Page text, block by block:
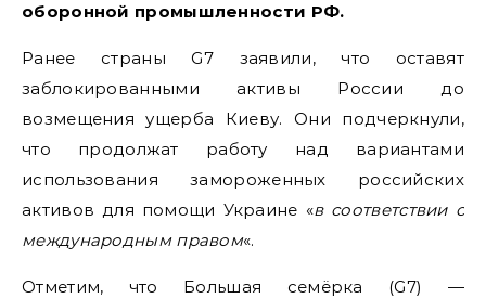
оборонной промышленности РФ.
Ранее страны G7 заявили, что оставят
заблокированными активы России до
возмещения ущерба Киеву. Они подчеркнули,
что продолжат работу над вариантами
использования замороженных российских
активов для помощи Украине «в соответствии с
международным правом«.
Отметим, что Большая семёрка (G7) —